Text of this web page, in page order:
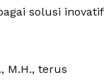
solusi inovatif
M.H., terus